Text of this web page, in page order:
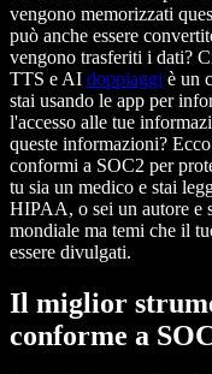
vengono memorizzati
può anche essere
vengono trasferiti i dati?
TTS e AI doppiaggi è un
stai usando le app per
l'accesso alle tue
queste informazioni?
conformi a SOC2 per
tu sia un medico e stai
HIPAA, o sei un autore e
mondiale ma temi che il
essere divulgati.
Il miglior
conforme a